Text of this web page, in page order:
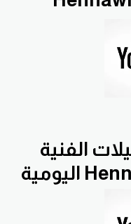
الفنية